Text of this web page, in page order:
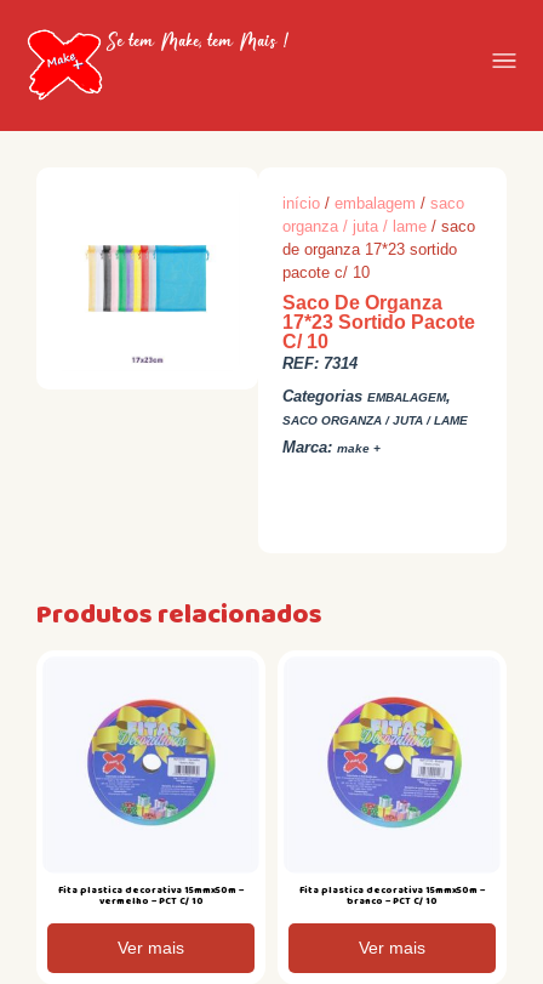
Se tem Make, tem Mais !
início /embalagem /saco
organza / juta / lame / saco
de organza 17*23 sortido
pacote c/ 10
Saco De Organza
17*23 Sortido Pacote
C/ 10
REF: 7314
Categorias EMBALAGEM,
SACO ORGANZA / JUTA / LAME
Marca:make +
Produtos relacionados
Fita plastica decorativa 15mmx50m –
vermelho – PCT C/ 10
Ver mais
Fita plastica decorativa 15mmx50m –
branco – PCT C/ 10
Ver mais